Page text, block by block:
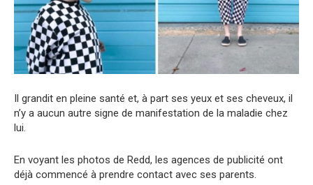
Il grandit en pleine santé et, à part ses yeux et ses cheveux, il
n’y a aucun autre signe de manifestation de la maladie chez
lui.
En voyant les photos de Redd, les agences de publicité ont
déjà commencé à prendre contact avec ses parents.